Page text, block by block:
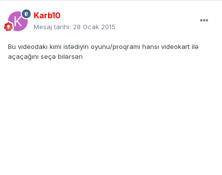
Karb10
Mesaj tarihi: 28 Ocak 2015
Bu videodakı kimi istədiyin oyunu/proqramı hansı videokart ilə
açaçağını seçə bilərsən